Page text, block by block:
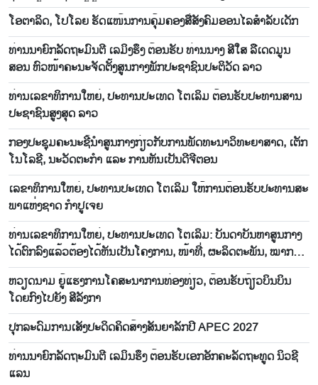
ຢ່າງ​ແທ້​ຈິງ​ແມ່ນ​ໄມ້ຫຼ້າ​ວັດ​ແທກ
ໂອ​ຕາ​ລິດ, ໂປ​ໂລຍ ຮັດ​ແໜ້ນ​ການ​ຄຸ້ມ​ຄອງ​ສື່​ສັງ​ຄົມ​ອອນ​ໄລ​ສຳ​ລັບ​ເດັກ
​ທ່ານນາ​ຍົກ​ລັດ​ຖະ​ມົນ​ຕີ ເລ​ມິງ​ຮຶງ ຕ້ອນ​ຮັບ ​​ທ່ານນາງ ສີ​​ໃສ ລື​ເດ​ດ​ມູນ​
ສອນ ຫົວ​ໜ້າ​ຄະ​ນະ​ຈັດ​ຕັ້ງ​ສູນ​ກາງ​ພັກ​ປະ​ຊາ​ຊົນ​ປະ​ຕິ​ວັດ ລາວ
ທ່ານເລຂາທິການໃຫຍ່, ປະທານປະເທດ ໂຕເລິມ ຕ້ອນຮັບປະທານສານ
ປະຊາຊົນສູງສຸດ ລາວ
ກອງປະຊຸມຄະນະຊີ້ນຳສູນກາງກ່ຽວກັບການພັດທະນາວິທະຍາສາດ, ເຕັກ
ໂນໂລຊີ, ນະວັດຕະກຳ ແລະ ການຫັນເປັນດີຈີຕອນ
ເລ​ຂ​າ​ທິ​ການ​ໃຫຍ່, ປະ​ທານ​ປະ​ເທດ ໂຕ​ເລິມ ໃຫ້​ການ​ຕ້ອນ​ຮັບ​ປະ​ທານ​ສະ​
ພາ​ແຫ່ງ​ຊາດ ກຳ​ປູ​ເຈຍ
ທ່ານເລຂາທິການໃຫຍ່, ປະທານປະເທດ ໂຕເລິມ: ບັນດາບັນຫາສູນກາງ
ໄດ້ຕົກລົງແລ້ວຕ້ອງໄດ້ຫັນເປັນໂຄງການ, ໜ້າທີ່, ຜະລິດຕະພັນ, ໝາກຜົນ
ລະອຽດໃນທັນທີ
ຫວຽດ​ນາມ ຍູ້​ແຮງ​ການ​ໂຄ​ສະ​ນາ​ການ​ທ່ອງ​ທ່ຽວ, ຕ້ອນ​ຮັບ​ຖ້ຽວ​ບິນ​ບິນ​
ໂດຍ​ກົງ​ໄປ​ຍັງ ສີ​ລັງ​ກາ
ປຸກ​ລະ​ດົມ​ການ​ເສັງ​ປະ​ດິດ​ຄິດ​ສ້າງສັນ​ຍາ​ລັກ​ປີ APEC 2027
ທ່ານນາຍົກລັດຖະມົນຕີ ເລມິນຮຶງ ຕ້ອນຮັບເອກອັກຄະລັດຖະທູດ ນິວຊີ
ແລນ